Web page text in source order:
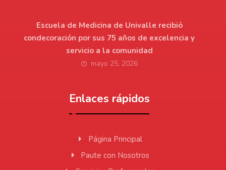
Escuela de Medicina de Univalle recibió
condecoración por sus 75 años de excelencia y
servicio a la comunidad
mayo 25, 2026
Enlaces rápidos
Página Principal
Paute con Nosotros